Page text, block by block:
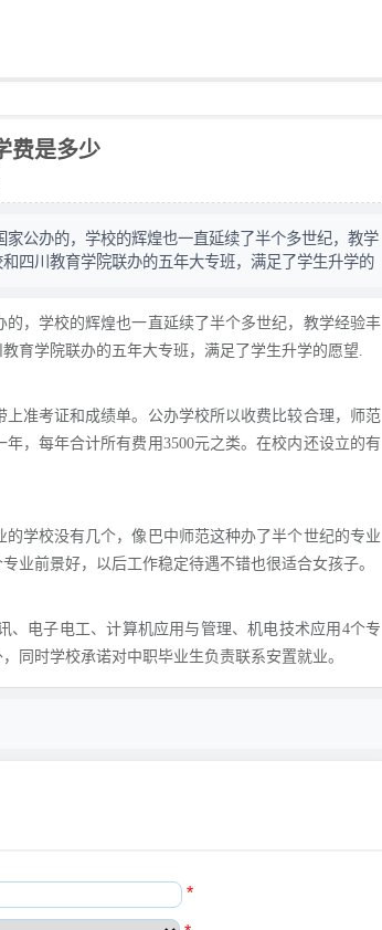
费是多少
公办的，学校的辉煌也一直延续了半个多世纪，教学
四川教育学院联办的五年大专班，满足了学生升学的
，学校的辉煌也一直延续了半个多世纪，教学经验丰
育学院联办的五年大专班，满足了学生升学的愿望.
准考证和成绩单。公办学校所以收费比较合理，师范
，每年合计所有费用3500元之类。在校内还设立的有
学校没有几个，像巴中师范这种办了半个世纪的专业
业前景好，以后工作稳定待遇不错也很适合女孩子。
电子电工、计算机应用与管理、机电技术应用4个专
同时学校承诺对中职毕业生负责联系安置就业。
*